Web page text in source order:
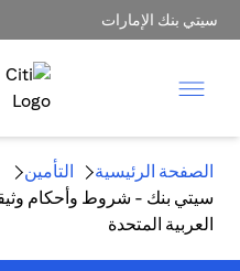
سيتي بنك الإمارات
الصفحة الرئيسية
التأمين
سيتي بنك - شروط وأحكام
العربية المتحدة